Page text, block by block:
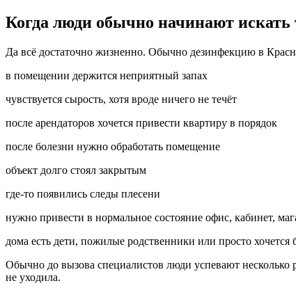
Когда люди обычно начинают искать
Да всё достаточно жизненно. Обычно дезинфекцию в
в помещении держится неприятный запах
чувствуется сырость, хотя вроде ничего не течёт
после арендаторов хочется привести квартиру в порядок
после болезни нужно обработать помещение
объект долго стоял закрытым
где-то появились следы плесени
нужно привести в нормальное состояние офис, кабинет,
дома есть дети, пожилые родственники или просто хочется
Обычно до вызова специалистов люди успевают несколько
не уходила.